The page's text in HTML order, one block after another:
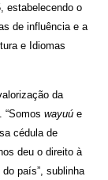
estabelecendo o
de influência e a
e Idiomas
da
“Somos wayuú e
cédula de
deu o direito à
país”, sublinha